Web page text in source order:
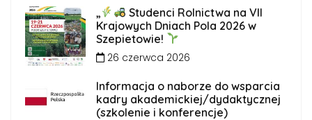
„
Studenci Rolnictwa na VII
Krajowych Dniach Pola 2026 w
Szepietowie!
26 czerwca 2026
Informacja o naborze do wsparcia
kadry akademickiej/dydaktycznej
(szkolenie i konferencje)